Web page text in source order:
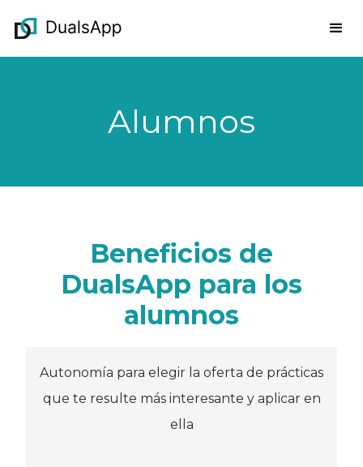
Alumnos
Beneficios de
DualsApp para los
alumnos
Autonomía para elegir la oferta de prácticas
que te resulte más interesante y aplicar en
ella